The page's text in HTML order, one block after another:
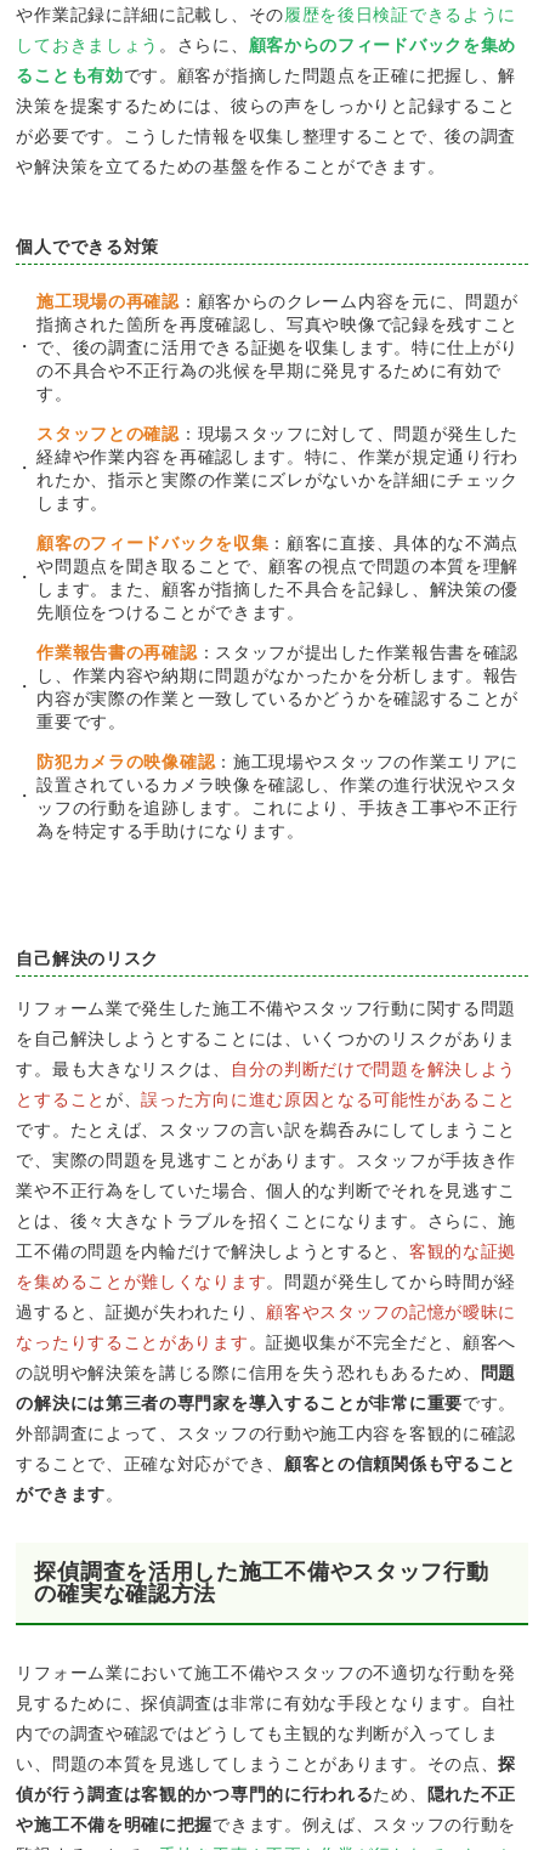
や作業記録に詳細に記載し、その履歴を後日検証できるように
しておきましょう 。さらに、 顧客からのフィードバックを集め
ることも有効です。顧客が指摘した問題点を正確に把握し、解
決策を提案するためには、彼らの声をしっかりと記録すること
が必要です。こうした情報を収集し整理することで、後の調査
や解決策を立てるための基盤を作ることができます。
個人でできる対策
施工現場の再確認 ：顧客からのクレーム内容を元に、問題が
指摘された箇所を再度確認し、写真や映像で記録を残すこと
で、後の調査に活用できる証拠を収集します。特に仕上がり
の不具合や不正行為の兆候を早期に発見するために有効で
す。
スタッフとの確認 ：現場スタッフに対して、問題が発生した
経緯や作業内容を再確認します。特に、作業が規定通り行わ
れたか、指示と実際の作業にズレがないかを詳細にチェック
します。
顧客のフィードバックを収集 ：顧客に直接、具体的な不満点
や問題点を聞き取ることで、顧客の視点で問題の本質を理解
します。また、顧客が指摘した不具合を記録し、解決策の優
先順位をつけることができます。
作業報告書の再確認 ：スタッフが提出した作業報告書を確認
し、作業内容や納期に問題がなかったかを分析します。報告
内容が実際の作業と一致しているかどうかを確認することが
重要です。
防犯カメラの映像確認 ：施工現場やスタッフの作業エリアに
設置されているカメラ映像を確認し、作業の進行状況やスタ
ッフの行動を追跡します。これにより、手抜き工事や不正行
為を特定する手助けになります。
自己解決のリスク
リフォーム業で発生した施工不備やスタッフ行動に関する問題
を自己解決しようとすることには、いくつかのリスクがありま
す。最も大きなリスクは、
自分の判断だけで問題を解決しよう
とすること が、誤った方向に進む原因となる可能性があること
です。たとえば、スタッフの言い訳を鵜呑みにしてしまうこと
で、実際の問題を見逃すことがあります。スタッフが手抜き作
業や不正行為をしていた場合、個人的な判断でそれを見逃すこ
とは、後々大きなトラブルを招くことになります。さらに、施
工不備の問題を内輪だけで解決しようとすると、 客観的な証拠
を集めることが難しくなります。問題が発生してから時間が経
過すると、証拠が失われたり、 顧客やスタッフの記憶が曖昧に
なったりすることがあります 。証拠収集が不完全だと、顧客へ
の説明や解決策を講じる際に信用を失う恐れもあるため、 問題
の解決には第三者の専門家を導入することが非常に重要です。
外部調査によって、スタッフの行動や施工内容を客観的に確認
することで、正確な対応ができ、 顧客との信頼関係も守ること
ができます。
探偵調査を活用した施工不備やスタッフ行動
の確実な確認方法
リフォーム業において施工不備やスタッフの不適切な行動を発
見するために、探偵調査は非常に有効な手段となります。自社
内での調査や確認ではどうしても主観的な判断が入ってしま
い、問題の本質を見逃してしまうことがあります。その点、探
偵が行う調査は客観的かつ専門的に行われるため、 隠れた不正
や施工不備を明確に把握できます。例えば、スタッフの行動を